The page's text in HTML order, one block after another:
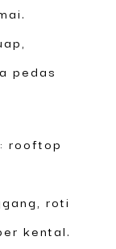
pedas
rooftop
roti
kental.